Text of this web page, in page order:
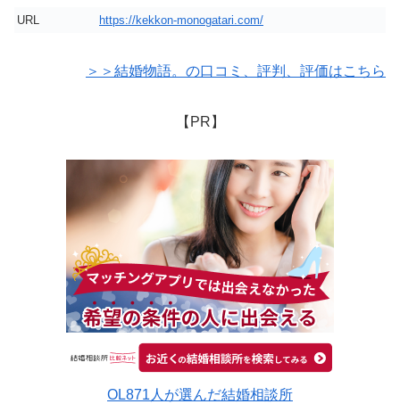
URL https://kekkon-monogatari.com/
＞＞結婚物語。の口コミ、評判、評価はこちら
【PR】
OL871人が選んだ結婚相談所